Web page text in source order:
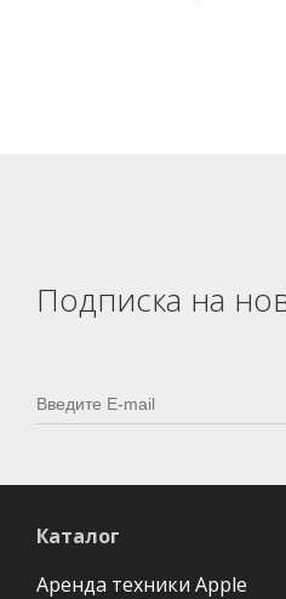
Подписка на
Каталог
Аренда техники Apple